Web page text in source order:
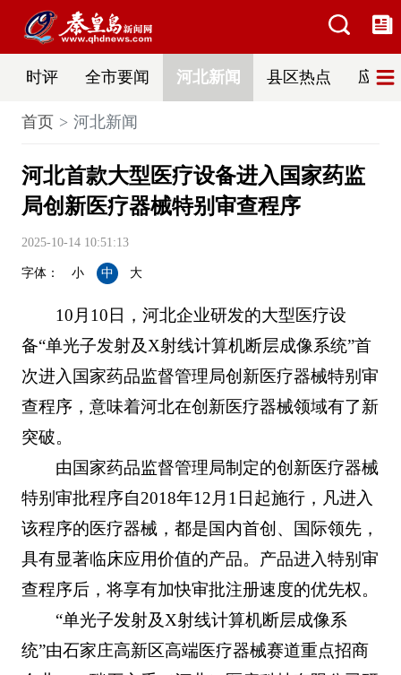
时评 全市要闻 河北新闻 县区热点 应急
首页 河北新闻
河北首款大型医疗设备进入国家药监
局创新医疗器械特别审查程序
2025-10-14 10:51:13
字体： 小 中 大
10月10日，河北企业研发的大型医疗设
备“单光子发射及X射线计算机断层成像系统”首
次进入国家药品监督管理局创新医疗器械特别审
查程序，意味着河北在创新医疗器械领域有了新
突破。
由国家药品监督管理局制定的创新医疗器械
特别审批程序自2018年12月1日起施行，凡进入
该程序的医疗器械，都是国内首创、国际领先，
具有显著临床应用价值的产品。产品进入特别审
查程序后，将享有加快审批注册速度的优先权。
“单光子发射及X射线计算机断层成像系
统”由石家庄高新区高端医疗器械赛道重点招商